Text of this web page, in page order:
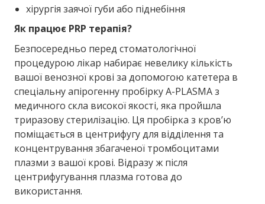
хірургія заячої губи або піднебіння
Як працює PRP терапія?
Безпосередньо перед стоматологічної
процедурою лікар набирає невелику кількість
вашої венозної крові за допомогою катетера в
спеціальну апірогенну пробірку A-PLASMA з
медичного скла високої якості, яка пройшла
триразову стерилізацію. Ця пробірка з кров’ю
поміщається в центрифугу для відділення та
концентрування збагаченої тромбоцитами
плазми з вашої крові. Відразу ж після
центрифугування плазма готова до
використання.